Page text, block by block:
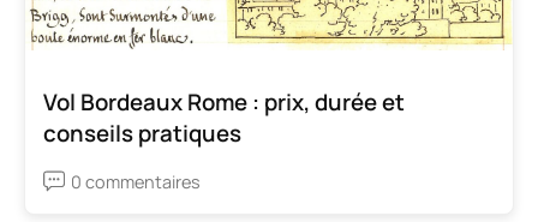
Vol Bordeaux Rome : prix, durée et
conseils pratiques
0 commentaires